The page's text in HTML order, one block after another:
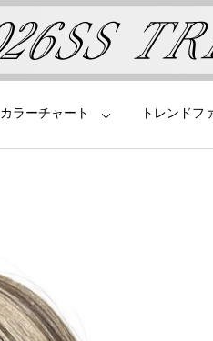
カラーチャート トレンドフ